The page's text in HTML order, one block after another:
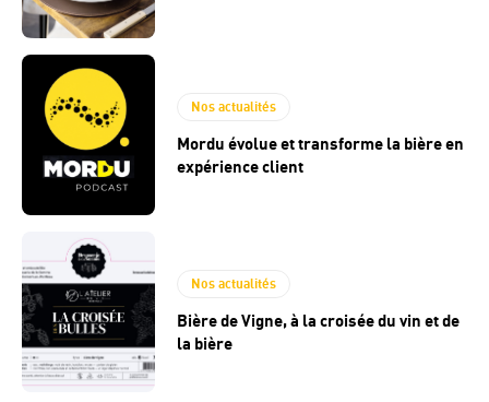
Nos actualités
Mordu évolue et transforme la bière en
expérience client
Nos actualités
Bière de Vigne, à la croisée du vin et de
la bière